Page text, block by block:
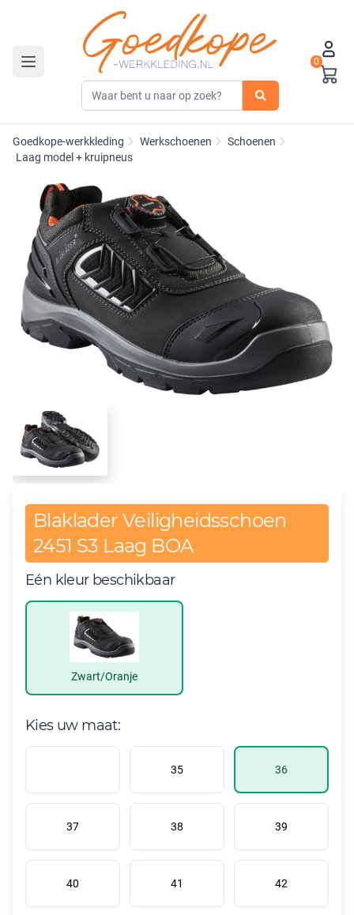
Toggle navigation
0
Goedkope-werkkleding Werkschoenen
Schoenen
Laag model + kruipneus
Blaklader Veiligheidsschoen
2451 S3 Laag BOA
Eén kleur beschikbaar
Zwart/Oranje
Kies uw maat:
35 36
37 38 39
40 41 42